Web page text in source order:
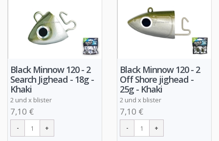
Black Minnow 120 - 2
Search Jighead - 18g -
Khaki
2 und x blister
7,10 €
Black Minnow 120 - 2
Off Shore jighead -
25g - Khaki
2 und x blister
7,10 €